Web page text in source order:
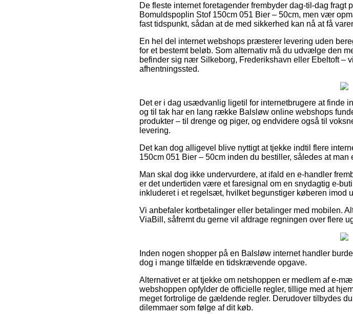
De fleste internet foretagender frembyder dag-til-dag fragt
Bomuldspoplin Stof 150cm 051 Bier – 50cm, men vær
fast tidspunkt, sådan at de med sikkerhed kan nå at få
En hel del internet webshops præsterer levering uden
for et bestemt beløb. Som alternativ må du udvælge den
befinder sig nær Silkeborg, Frederikshavn eller Ebeltoft –
afhentningssted.
Det er i dag usædvanlig ligetil for internetbrugere at finde
og til tak har en lang række Balsløw online webshops
produkter – til drenge og piger, og endvidere også til
levering.
Det kan dog alligevel blive nyttigt at tjekke indtil flere
150cm 051 Bier – 50cm inden du bestiller, således at
Man skal dog ikke undervurdere, at ifald en e-handler
er det undertiden være et faresignal om en snydagtig e-
inkluderet i et regelsæt, hvilket begunstiger køberen imod
Vi anbefaler kortbetalinger eller betalinger med mobilen.
ViaBill, såfremt du gerne vil afdrage regningen over flere
Inden nogen shopper på en Balsløw internet handler
dog i mange tilfælde en tidskrævende opgave.
Alternativet er at tjekke om netshoppen er medlem af e-
webshoppen opfylder de officielle regler, tillige med at
meget fortrolige de gældende regler. Derudover tilbydes
dilemmaer som følge af dit køb.